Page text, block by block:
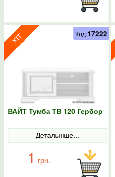
ВАЙТ Тумба ТВ 120 Гербор
Детальніше...
1 грн.
Код:17222